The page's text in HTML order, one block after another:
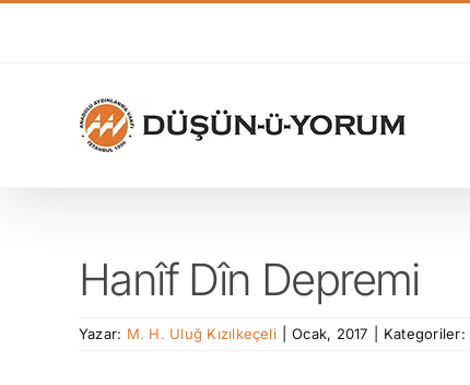
Hanîf Dîn Depremi
Yazar: M. H. Uluğ Kızılkeçeli Ocak, 2017 Kategoriler: